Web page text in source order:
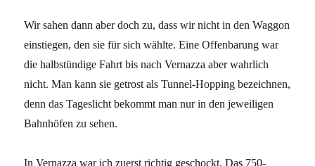
Wir sahen dann aber doch zu, dass wir nicht in den Waggon
einstiegen, den sie für sich wählte. Eine Offenbarung war
die halbstündige Fahrt bis nach Vernazza aber wahrlich
nicht. Man kann sie getrost als Tunnel-Hopping bezeichnen,
denn das Tageslicht bekommt man nur in den jeweiligen
Bahnhöfen zu sehen.
In Vernazza war ich zuerst richtig geschockt. Das 750-